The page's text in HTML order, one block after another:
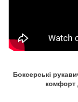
Боксерські
комфорт